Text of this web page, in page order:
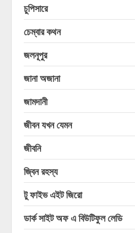
চুপিসারে
চেম্বার কথন
জলনূপুর
জানা অজানা
জামদানী
জীবন যখন যেমন
জীবনি
জ্বিন রহস্য
টু ফাইভ এইট জিরো
ডার্ক সাইট অফ এ বিউটিফুল লেডি